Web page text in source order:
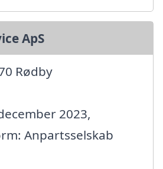
ApS
Rødby
2023,
Anpartsselskab